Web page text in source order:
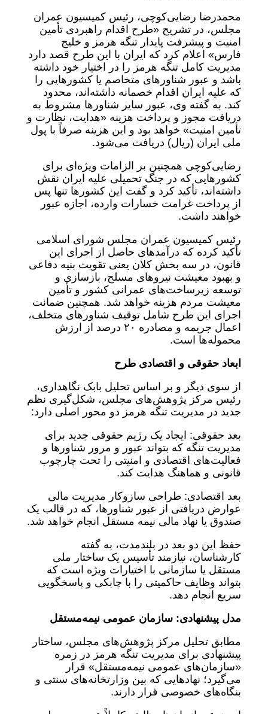
محمدرضا رضایی‌کوچی، رئیس کمیسیون عمران
مجلس، در تشریح «طرح اقدام راهبردی تأمین
امنیت و پیشرفت پایدار تنگه هرمز و خلیج
فارس» اعلام کرد که ایران با این طرح قصد دارد
مدیریت کامل تنگه هرمز را در اختیار خود داشته
باشد و عبور شناورهای متخاصم یا کشورهایی را
که علیه ایران اقدام خصمانه داشته‌اند، محدود
کند. به گفته وی، عبور سایر شناورها مشروط به
دریافت مجوز و پرداخت هزینه «هدایت، نظارت و
تأمین امنیت» خواهد بود و این هزینه صرفاً با پول
ملی ایران (ریال) دریافت می‌شود.
رضایی‌کوچی همچنین بر الزامات ویژه‌ای برای
کشورهایی که در جنگ تحمیلی علیه ایران نقش
داشته‌اند، تأکید کرد و گفت این کشورها تنها پس
از پرداخت غرامت خسارات وارده، اجازه عبور
خواهند داشت.
رئیس کمیسیون عمران مجلس شورای اسلامی
تأکید کرده که درآمدهای حاصل از اجرای این
قانون، در سه بخش کلان یعنی تقویت بنیه دفاعی
و بهبود معیشت نیروهای مسلح، بازسازی و
توسعه زیرساخت‌های عمرانی کشور و تأمین
معیشت مردم هزینه خواهد شد. همچنین ضمانت
اجرای این طرح شامل توقیف شناورهای متخلف،
اعمال جریمه و مصادره ۲۰ درصد از ارزش
محموله‌ها است.
ابعاد حقوقی و اقتصادی طرح
از سوی دیگر و بر اساس تحلیل بابک نگاهداری،
رئیس مرکز پژوهش‌های مجلس، شکل‌گیری نظم
جدید در مدیریت تنگه هرمز دو محور اصلی دارد:
بعد حقوقی: ایجاد یک رژیم حقوقی جدید برای
مدیریت تنگه که بتواند عبور و مرور شناورها و
فعالیت‌های اقتصادی و امنیتی را تحت چارچوب
قانونی و هماهنگ هدایت کند.
بعد اقتصادی: طراحی سازوکار مدیریت مالی
عوارض دریافتی از عبور شناورها، که در قالب یک
صندوق یا نهاد مالی نیمه مستقل انجام خواهد شد.
حفظ این دو بعد در بلندمدت، به گفته
کارشناسان، نیازمند تأسیس یک ساختار ملی
مستقل یا سازمانی با اختیارات ویژه است که
بتواند وظایف حاکمیتی را با چابکی و پاسخگویی
سریع انجام دهد.
مدل پیشنهادی: سازمان عمومی نیمه‌مستقل
مطابق تحلیل مرکز پژوهش‌های مجلس، ساختار
پیشنهادی برای مدیریت تنگه هرمز در زمره
«سازمان‌های عمومی نیمه‌مستقل» قرار
می‌گیرد؛ نهادهایی که بین وزارتخانه‌های سنتی و
بنگاه‌های خصوصی قرار دارند.